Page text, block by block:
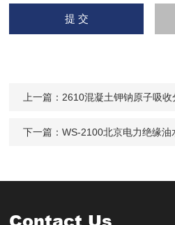
上一篇： 2610混凝土钾钠原子吸收
下一篇：WS-2100北京电力绝缘油